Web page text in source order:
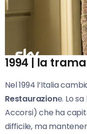
1994 | la trama
Nel 1994 l’Italia
Restaurazione. Lo
Accorsi) che ha
difficile, ma